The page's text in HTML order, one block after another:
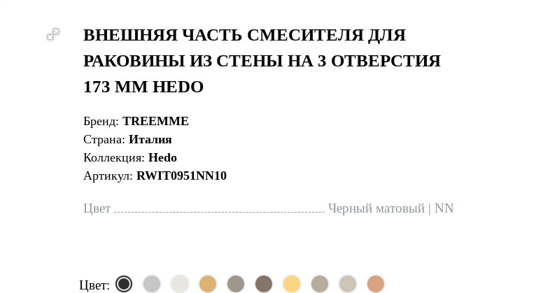
ВНЕШНЯЯ ЧАСТЬ СМЕСИТЕЛЯ ДЛЯ
РАКОВИНЫ ИЗ СТЕНЫ НА 3 ОТВЕРСТИЯ
173 ММ HEDO
Бренд: TREEMME
Страна: Италия
Коллекция: Hedo
Артикул: RWIT0951NN10
Цвет Черный матовый | NN
Цвет: